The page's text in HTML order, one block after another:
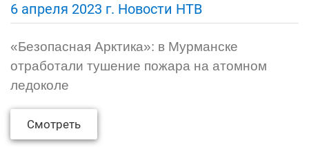
6 апреля 2023 г. Новости НТВ
«Безопасная Арктика»: в Мурманске
отработали тушение пожара на атомном
ледоколе
Смотреть